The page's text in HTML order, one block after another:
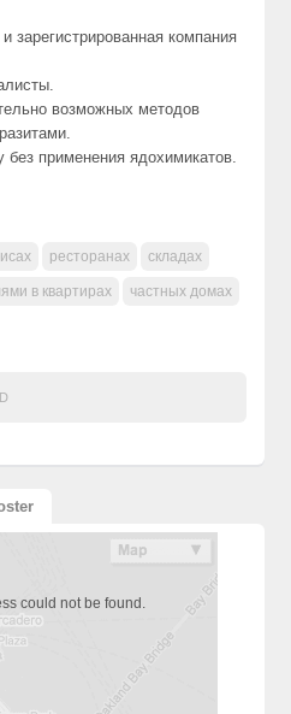
зарегистрированная компания
возможных методов
без применения ядохимикатов.
ресторанах складах
в квартирах частных домах
could not be found.